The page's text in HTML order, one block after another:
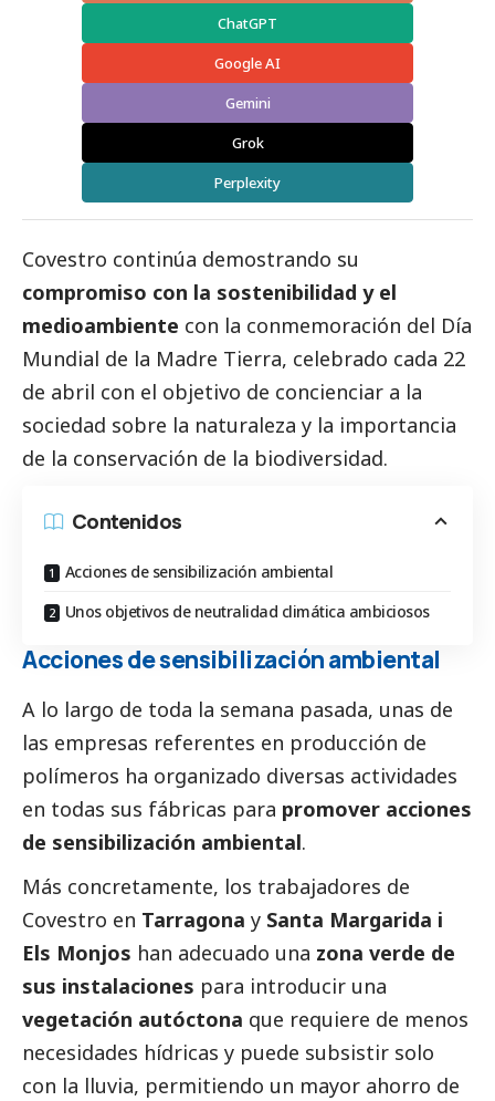
ChatGPT
Google AI
Gemini
Grok
Perplexity
Covestro continúa demostrando su
compromiso con la sostenibilidad y el
medioambiente con la conmemoración del Día
Mundial de la Madre Tierra, celebrado cada 22
de abril con el objetivo de concienciar a la
sociedad sobre la naturaleza y la importancia
de la conservación de la biodiversidad.
Contenidos
Acciones de sensibilización ambiental
Unos objetivos de neutralidad climática ambiciosos
Acciones de sensibilización ambiental
A lo largo de toda la semana pasada, unas de
las empresas referentes en producción de
polímeros ha organizado diversas actividades
en todas sus fábricas para promover acciones
de sensibilización ambiental.
Más concretamente, los trabajadores de
Covestro en Tarragona y Santa Margarida i
Els Monjos han adecuado una zona verde de
sus instalaciones para introducir una
vegetación autóctona que requiere de menos
necesidades hídricas y puede subsistir solo
con la lluvia, permitiendo un mayor ahorro de